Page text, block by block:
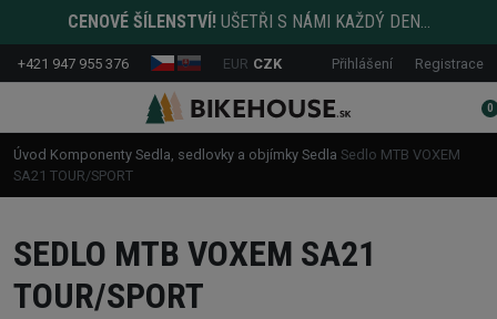
CENOVÉ ŠÍLENSTVÍ! UŠETŘI S NÁMI KAŽDÝ DEN...
+421 947 955 376 EUR CZK Přihlášení Registrace
0
Úvod Komponenty Sedla, sedlovky a objímky Sedla Sedlo MTB VOXEM
SA21 TOUR/SPORT
SEDLO MTB VOXEM SA21
TOUR/SPORT